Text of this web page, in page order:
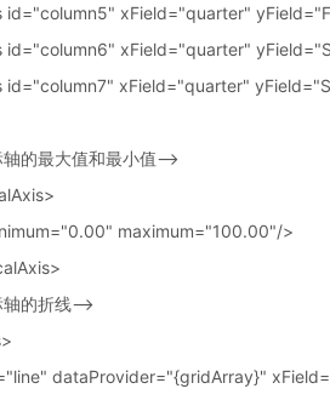
id="column5" xField="quarter"
id="column6" xField="quarter"
id="column7" xField="quarter"
的最大值和最小值-->
maximum="100.00"/>
的折线-->
dataProvider="{gridArray}"